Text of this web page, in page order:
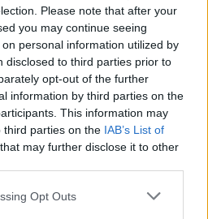
Please note that after your
you may continue seeing
personal information utilized by
disclosed to third parties prior to
opt-out of the further
information by third parties on the
This information may
third parties on the IAB’s List of
that may further disclose it to other
app uses one or more Google
Opt Outs
που κατηγορείται
σκότωσε τον 32χρονο
οικογενειακό επεισόδιο
σπίτι τους, στην
άσκησε ποινική
από πρόθεση και
και οπλοχρησία. Μέχρι
σε καθεστώς